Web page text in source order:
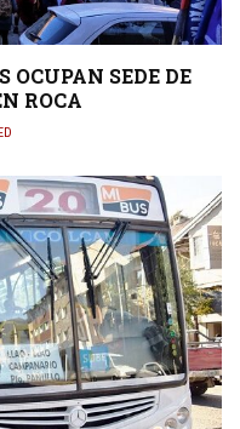
OCUPAN SEDE DE
ROCA